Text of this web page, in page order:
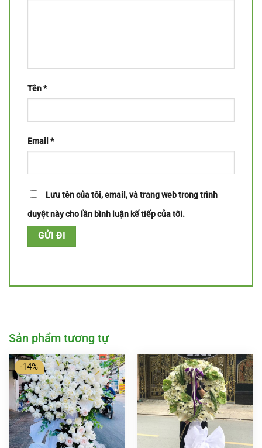
Tên*
Email *
Lưu tên của tôi, email, và trang web trong trình
duyệt này cho lần bình luận kế tiếp của tôi.
Sản phẩm tương tự
-14%